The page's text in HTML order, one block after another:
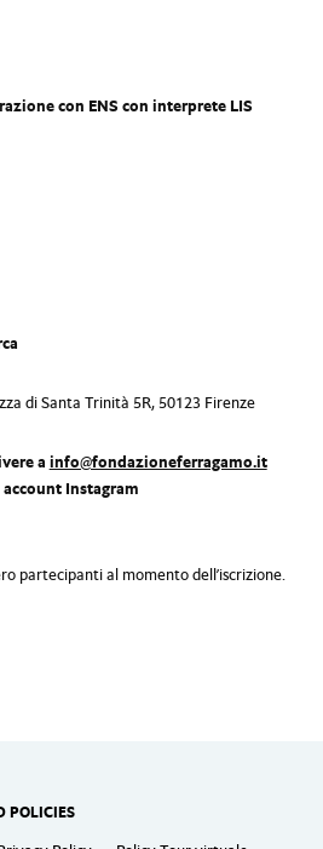
con ENS con interprete LIS
di Santa Trinità 5R, 50123 Firenze
a info@fondazioneferragamo.it
Instagram
partecipanti al momento dell’iscrizione.
POLICIES